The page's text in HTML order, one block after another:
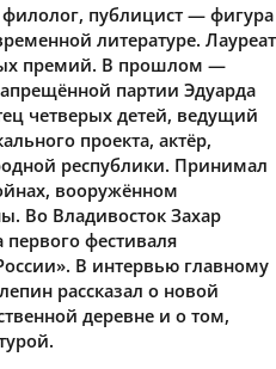
публицист — фигура
литературе. Лауреат
премий. В прошлом —
партии Эдуарда
четверых детей, ведущий
проекта, актёр,
республики. Принимал
вооружённом
Во Владивосток Захар
первого фестиваля
В интервью главному
рассказал о новой
деревне и о том,